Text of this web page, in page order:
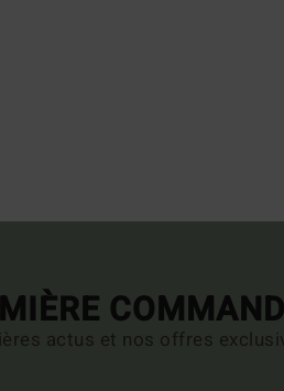
actus et nos offres